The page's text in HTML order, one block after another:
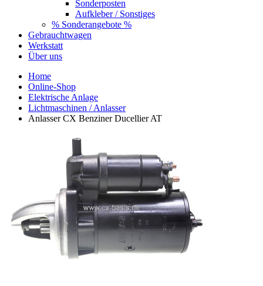
Sonderposten
Aufkleber / Sonstiges
% Sonderangebote %
Gebrauchtwagen
Werkstatt
Über uns
Home
Online-Shop
Elektrische Anlage
Lichtmaschinen / Anlasser
Anlasser CX Benziner Ducellier AT